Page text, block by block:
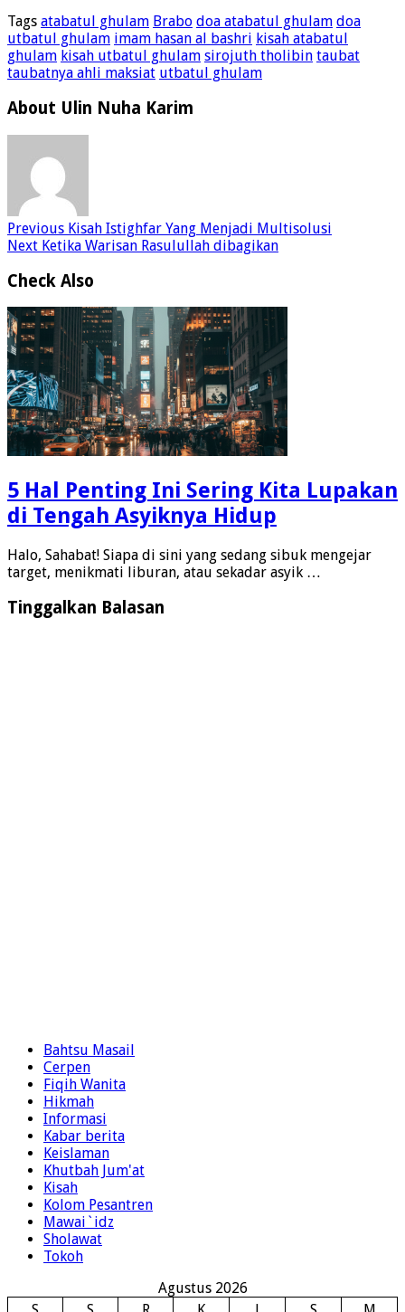
Tags atabatul ghulam Brabo doa atabatul ghulam doa
utbatul ghulam imam hasan al bashri kisah atabatul
ghulam kisah utbatul ghulam sirojuth tholibin taubat
taubatnya ahli maksiat utbatul ghulam
About Ulin Nuha Karim
Previous Kisah Istighfar Yang Menjadi Multisolusi
Next Ketika Warisan Rasulullah dibagikan
Check Also
5 Hal Penting Ini Sering Kita Lupakan
di Tengah Asyiknya Hidup
Halo, Sahabat! Siapa di sini yang sedang sibuk mengejar
target, menikmati liburan, atau sekadar asyik …
Tinggalkan Balasan
Bahtsu Masail
Cerpen
Fiqih Wanita
Hikmah
Informasi
Kabar berita
Keislaman
Khutbah Jum'at
Kisah
Kolom Pesantren
Mawai`idz
Sholawat
Tokoh
Agustus 2026